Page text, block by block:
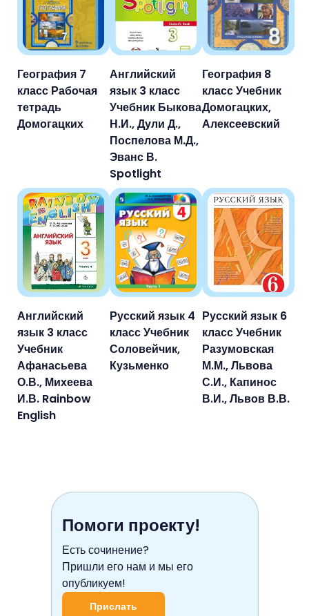
География 7
класс Рабочая
тетрадь
Домогацких
Английский
язык 3 класс
Учебник Быкова
Н.И., Дули Д.,
Поспелова М.Д.,
Эванс В.
Spotlight
География 8
класс Учебник
Домогацких,
Алексеевский
Английский
язык 3 класс
Учебник
Афанасьева
О.В., Михеева
И.В. Rainbow
English
Русский язык 4
класс Учебник
Соловейчик,
Кузьменко
Русский язык 6
класс Учебник
Разумовская
М.М., Львова
С.И., Капинос
В.И., Львов В.В.
Помоги проекту!
Есть сочинение?
Пришли его нам и мы его
опубликуем!
Прислать